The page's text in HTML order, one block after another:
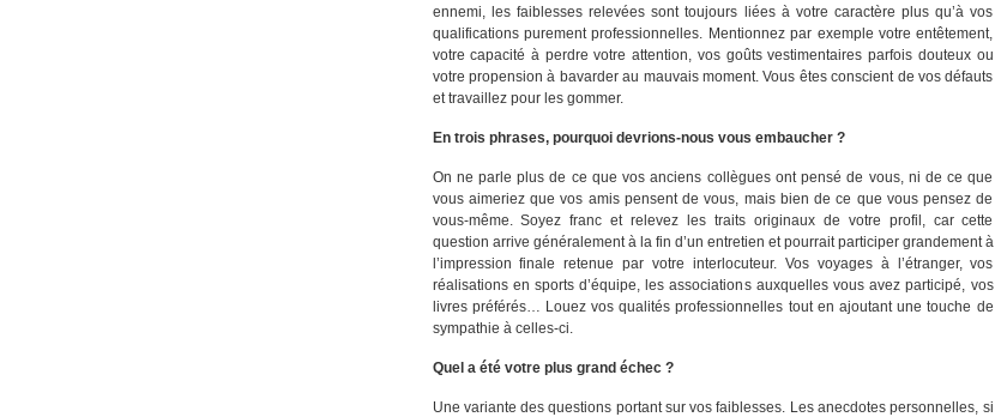
ennemi, les faiblesses relevées sont toujours liées à votre caractère plus qu’à vos
qualifications purement professionnelles. Mentionnez par exemple votre entêtement,
votre capacité à perdre votre attention, vos goûts vestimentaires parfois douteux ou
votre propension à bavarder au mauvais moment. Vous êtes conscient de vos défauts
et travaillez pour les gommer.
En trois phrases, pourquoi devrions-nous vous embaucher ?
On ne parle plus de ce que vos anciens collègues ont pensé de vous, ni de ce que
vous aimeriez que vos amis pensent de vous, mais bien de ce que vous pensez de
vous-même. Soyez franc et relevez les traits originaux de votre profil, car cette
question arrive généralement à la fin d’un entretien et pourrait participer grandement à
l’impression finale retenue par votre interlocuteur. Vos voyages à l’étranger, vos
réalisations en sports d’équipe, les associations auxquelles vous avez participé, vos
livres préférés… Louez vos qualités professionnelles tout en ajoutant une touche de
sympathie à celles-ci.
Quel a été votre plus grand échec ?
Une variante des questions portant sur vos faiblesses. Les anecdotes personnelles, si